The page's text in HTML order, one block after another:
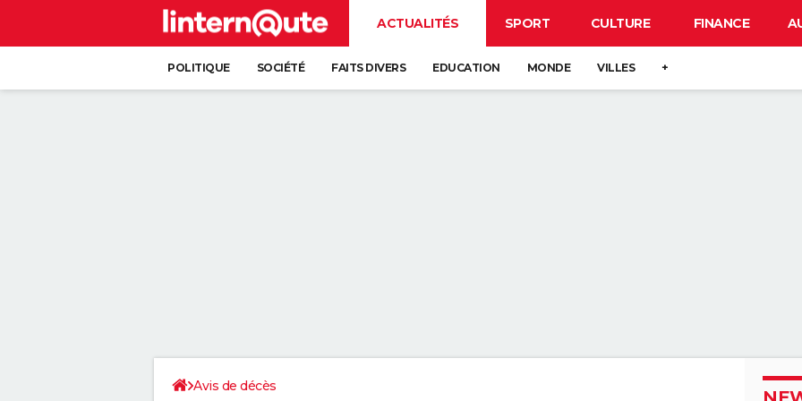
ACTUALITÉS SPORT CULTURE FINANCE
POLITIQUE SOCIÉTÉ FAITS DIVERS EDUCATION MONDE VILLES +
Avis de décès